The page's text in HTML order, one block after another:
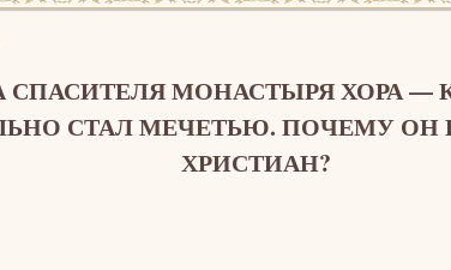
СПАСИТЕЛЯ МОНАСТЫРЯ ХОРА
СТАЛ МЕЧЕТЬЮ. ПОЧЕМУ ОН
ХРИСТИАН?